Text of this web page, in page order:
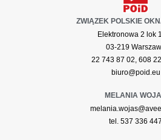
ZWIĄZEK POLSKIE
Elektronowa 2 lok
03-219
22 743 87 02, 608
biuro@poid.eu
MELANIA
tel. 537 336 447